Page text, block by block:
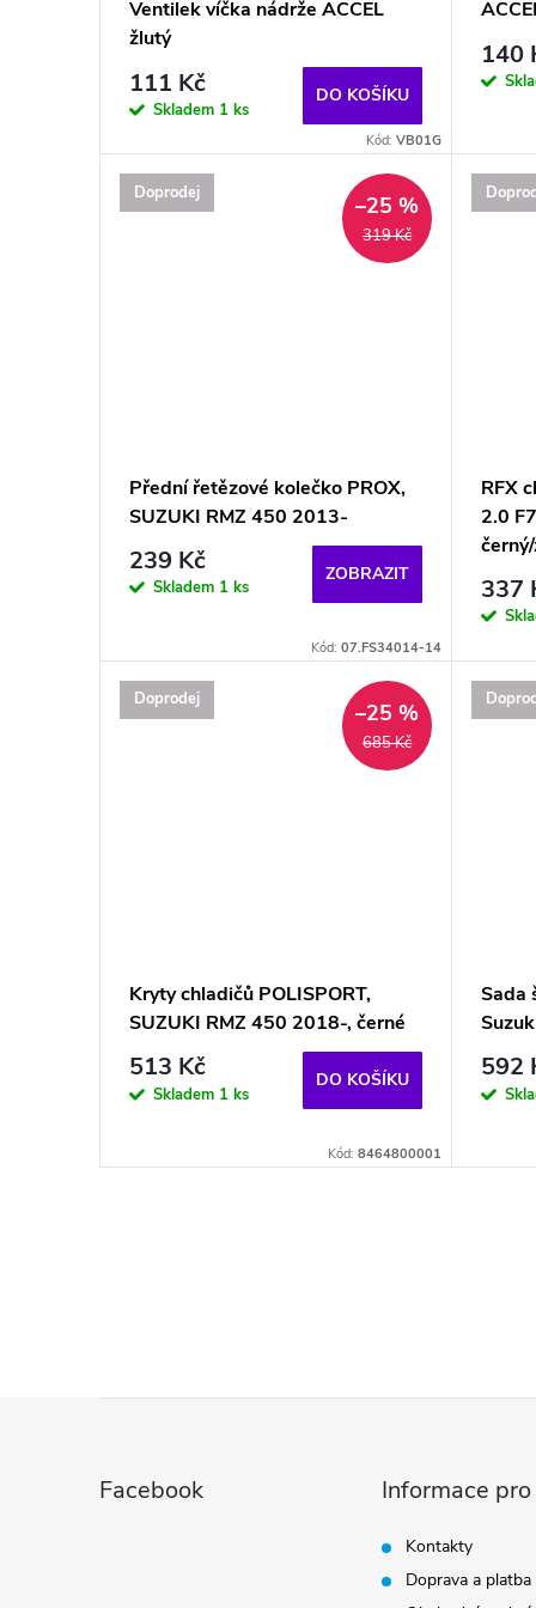
t
ů
d
Ventilek víčka nádrže ACCEL
žlutý
111 Kč
Skladem 1 ks
DO KOŠÍKU
Kód:VB01G
140
Doprodej
319 Kč
–25 %
Přední řetězové kolečko PROX,
SUZUKI RMZ 450 2013-
239 Kč
Skladem 1 ks
ZOBRAZIT
Kód:07.FS34014-14
RFX
2.0
337
Doprodej
685 Kč
–25 %
Kryty chladičů POLISPORT,
SUZUKI RMZ 450 2018-, černé
513 Kč
Skladem 1 ks
DO KOŠÍKU
Kód:8464800001
Sada
592
á
a
Facebook Informace pro
Kontakty
Doprava a platba